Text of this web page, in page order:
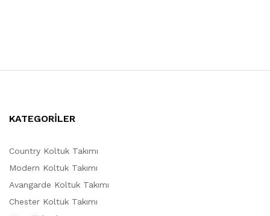
KATEGORİLER
Country Koltuk Takımı
Modern Koltuk Takımı
Avangarde Koltuk Takımı
Chester Koltuk Takımı